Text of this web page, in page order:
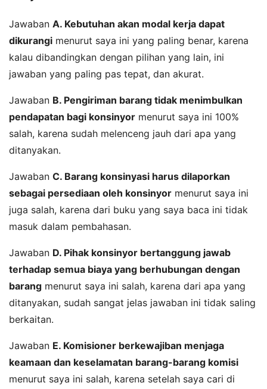
Jawaban A. Kebutuhan akan modal kerja dapat
dikurangi menurut saya ini yang paling benar, karena
kalau dibandingkan dengan pilihan yang lain, ini
jawaban yang paling pas tepat, dan akurat.
Jawaban B. Pengiriman barang tidak menimbulkan
pendapatan bagi konsinyor menurut saya ini 100%
salah, karena sudah melenceng jauh dari apa yang
ditanyakan.
Jawaban C. Barang konsinyasi harus dilaporkan
sebagai persediaan oleh konsinyor menurut saya ini
juga salah, karena dari buku yang saya baca ini tidak
masuk dalam pembahasan.
Jawaban D. Pihak konsinyor bertanggung jawab
terhadap semua biaya yang berhubungan dengan
barang menurut saya ini salah, karena dari apa yang
ditanyakan, sudah sangat jelas jawaban ini tidak saling
berkaitan.
Jawaban E. Komisioner berkewajiban menjaga
keamaan dan keselamatan barang-barang komisi
menurut saya ini salah, karena setelah saya cari di